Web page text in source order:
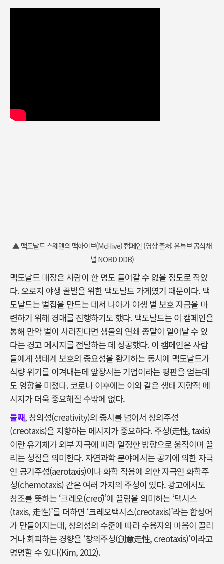
▲ 맥도날드 스웨덴의 맥하이브(McHive) 캠페인 (영상 출처: 유튜브 공식채
널 NORD DDB)
맥도날드 매장은 사람이 한 명도 들어갈 수 없을 정도로 작았
다. 오로지 야생 꿀벌을 위한 맥도날드 가게였기 때문이다. 맥
도날드는 벌집을 만드는 데서 나아가 야생 벌 보호 자금을 마
련하기 위해 경매를 진행하기도 했다. 맥도날드는 이 캠페인을
통해 만약 벌이 사라진다면 생물의 연쇄 종말이 일어날 수 있
다는 경고 메시지를 전달하는 데 성공했다. 이 캠페인은 사람
들에게 생태계 보호의 중요성을 환기하는 동시에 맥도날드가
식량 위기를 이겨내는데 앞장서는 기업이라는 평판을 얻는데
도 영향을 미쳤다. 코로나 이후에는 이와 같은 생태 지향적 메
시지가 더욱 중요해질 수밖에 없다.
둘째, 창의성(creativity)의 중시를 넘어서 창의주성
(creotaxis)을 지향하는 메시지가 중요하다. 주성(走性, taxis)
이란 유기체가 외부 자극에 따라 일정한 방향으로 움직이며 끌
리는 성질을 의미한다. 자연과학 분야에서는 공기에 의한 자극
인 공기주성(aerotaxis)이나 화학 작용에 의한 자극인 화학주
성(chemotaxis) 같은 여러 가지의 주성이 있다. 광고에서도
창조를 뜻하는 ‘크레오(creō)’에 끌림을 의미하는 ‘택시스
(taxis, 走性)’를 더하면 ‘크레오택시스(creotaxis)’라는 합성어
가 만들어지는데, 창의성의 수준에 따라 수용자의 마음이 끌리
거나 회피하는 경향을 ‘창의주성(創意走性, creotaxis)’이라고
명명할 수 있다(Kim, 2012).